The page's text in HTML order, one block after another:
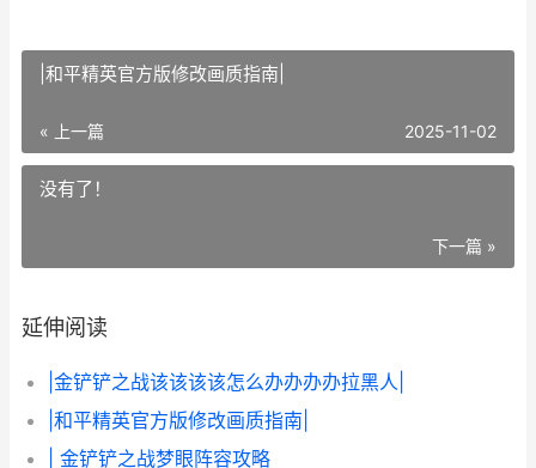
|和平精英官方版修改画质指南|
« 上一篇 2025-11-02
没有了！
下一篇 »
延伸阅读
|金铲铲之战该该该该怎么办办办办拉黑人|
|和平精英官方版修改画质指南|
| 金铲铲之战梦眼阵容攻略